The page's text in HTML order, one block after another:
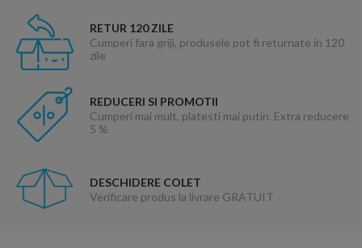
RETUR 120 ZILE
Cumperi fara griji, produsele pot fi returnate in 120
zile
REDUCERI SI PROMOTII
Cumperi mai mult, platesti mai putin. Extra reducere
5 %
DESCHIDERE COLET
Verificare produs la livrare GRATUIT